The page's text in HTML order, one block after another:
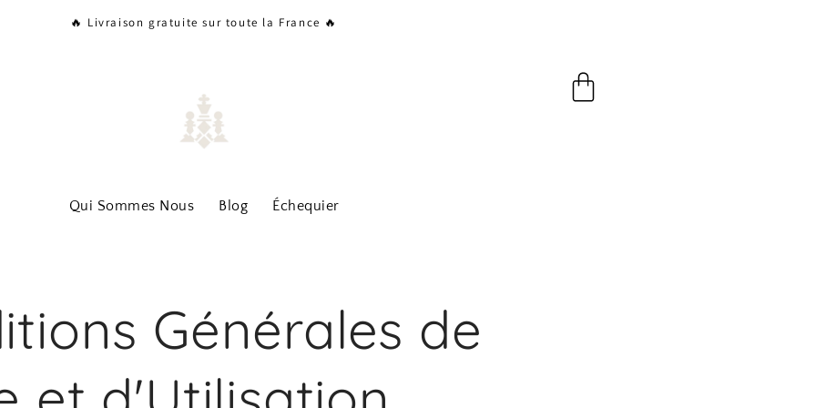
🔥 Livraison gratuite sur toute la France 🔥
Panier
Qui Sommes Nous Blog Échequier
Générales de